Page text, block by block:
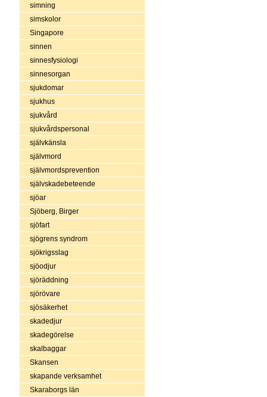
simning
simskolor
Singapore
sinnen
sinnesfysiologi
sinnesorgan
sjukdomar
sjukhus
sjukvård
sjukvårdspersonal
självkänsla
självmord
självmordsprevention
självskadebeteende
sjöar
Sjöberg, Birger
sjöfart
sjögrens syndrom
sjökrigsslag
sjöodjur
sjöräddning
sjörövare
sjösäkerhet
skadedjur
skadegörelse
skalbaggar
Skansen
skapande verksamhet
Skaraborgs län